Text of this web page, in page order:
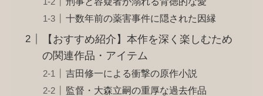
十数年前の薬害事件に隠された因縁
【おすすめ紹介】本作を深く楽しむため
の関連作品・アイテム
吉田修一による衝撃の原作小説
監督・大森立嗣の重厚な過去作品